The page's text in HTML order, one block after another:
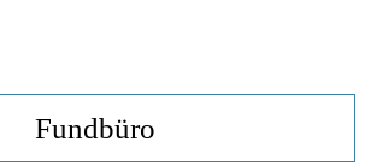
Fundbüro